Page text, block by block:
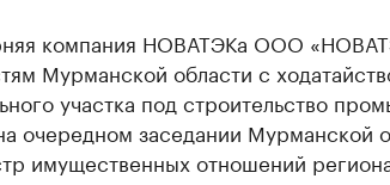
компания НОВАТЭКа ООО
Мурманской области с
участка под строительство
очередном заседании Мурманской
имущественных отношений